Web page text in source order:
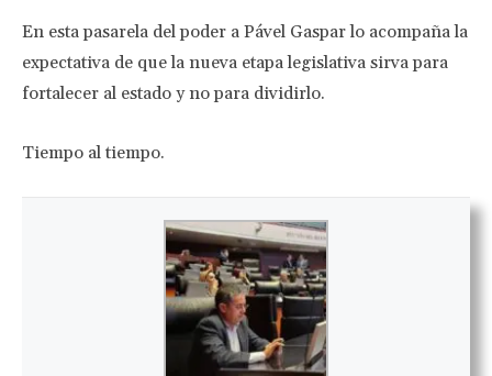
En esta pasarela del poder a Pável Gaspar lo acompaña la
expectativa de que la nueva etapa legislativa sirva para
fortalecer al estado y no para dividirlo.
Tiempo al tiempo.